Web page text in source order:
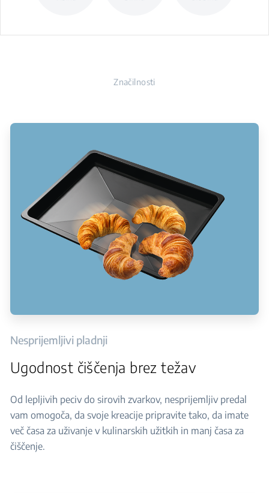
Značilnosti
Nesprijemljivi pladnji
Ugodnost čiščenja brez težav
Od lepljivih peciv do sirovih zvarkov, nesprijemljiv predal
vam omogoča, da svoje kreacije pripravite tako, da imate
več časa za uživanje v kulinarskih užitkih in manj časa za
čiščenje.